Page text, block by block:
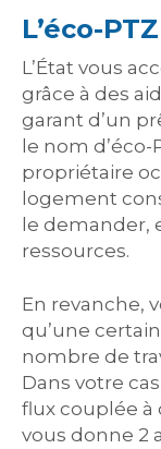
L’éco-PTZ
L’État vous
grâce à des
garant d’un
le nom
propriétaire
logement
le demander,
ressources.
En revanche,
qu’une
nombre de
Dans votre
flux couplée à
vous donne 2